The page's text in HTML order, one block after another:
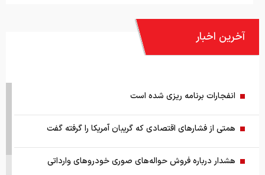
آخرین اخبار
انفجارات برنامه ریزی شده است
همتی از فشارهای اقتصادی که گریبان آمریکا را گرفته گفت
هشدار درباره فروش حواله‌های صوری خودروهای وارداتی